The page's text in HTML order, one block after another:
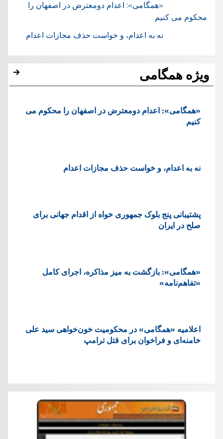
«همگامی»: اعدام دومعترض در اصفهان را
محکوم می کنیم
نه به اعدام، و خواست حذف مجازات اعدام
ویژه همگامی
«همگامی»: اعدام دومعترض در اصفهان را محکوم می
کنیم
نه به اعدام، و خواست حذف مجازات اعدام
پشتيبانی پنج بلوک جمهوری خواه از اقدام جهانی برای
صلح در ایران
«همگامی»: بازگشت به میز مذاکره، اجرای کامل
«تفاهم‌نامه»
اعلامیه «همگامی» در محکومیت خون‌خواهی سید علی
خامنه‌ای و فراخوان برای قتل ترامپ